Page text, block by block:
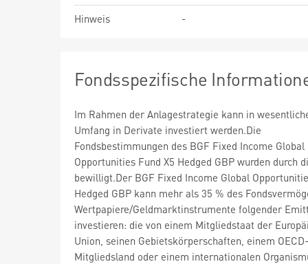
Hinweis
-
Fondsspezifische
Im Rahmen der Anlagestrategie kann in
Umfang in Derivate investiert werden.Die
Fondsbestimmungen des BGF Fixed Income Global
Opportunities Fund X5 Hedged GBP wurden durch
bewilligt.Der BGF Fixed Income Global
Hedged GBP kann mehr als 35 % des
Wertpapiere/Geldmarktinstrumente folgender
investieren: die von einem Mitgliedstaat der
Union, seinen Gebietskörperschaften, einem OECD-
Mitgliedsland oder einem internationalen